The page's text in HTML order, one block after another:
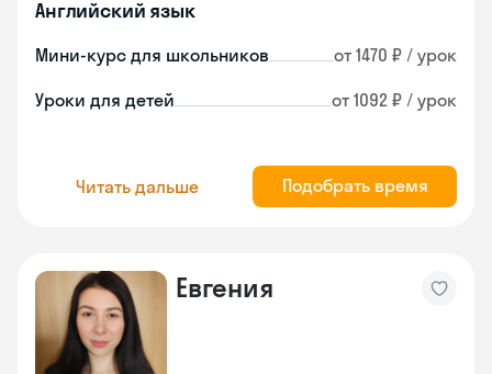
Английский язык
Мини-курс для школьников от 1470 ₽ / урок
Уроки для детей от 1092 ₽ / урок
Читать дальше Подобрать время
Евгения